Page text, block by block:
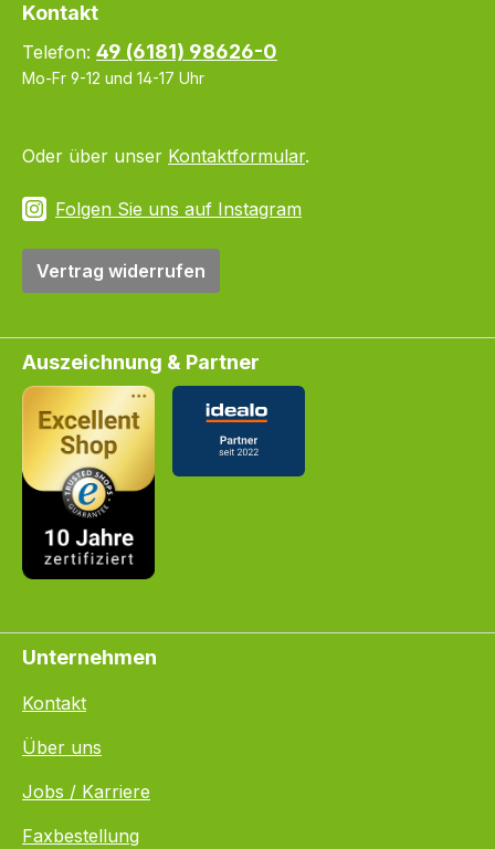
Kontakt
Telefon: 49 (6181) 98626-0
Mo-Fr 9-12 und 14-17 Uhr
Oder über unser Kontaktformular.
Folgen Sie uns auf Instagram
Vertrag widerrufen
Auszeichnung & Partner
Unternehmen
Kontakt
Über uns
Jobs / Karriere
Faxbestellung